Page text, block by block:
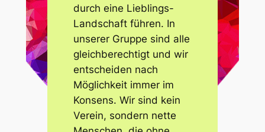
durch eine Lieblings-
Landschaft führen. In
unserer Gruppe sind alle
gleichberechtigt und wir
entscheiden nach
Möglichkeit immer im
Konsens. Wir sind kein
Verein, sondern nette